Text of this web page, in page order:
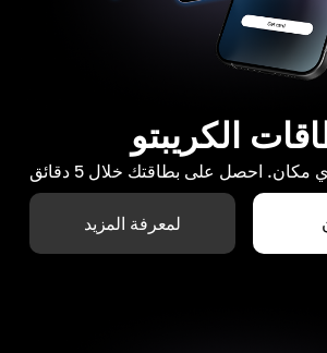
الكريبتو
مكان. احصل على بطاقتك خلال 5 دقائق
لمعرفة المزيد